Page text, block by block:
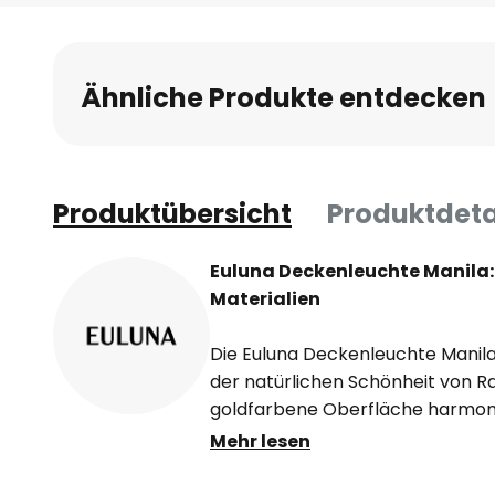
Bildgalerie
springen
Ähnliche Produkte entdecken
Produktübersicht
Euluna Deckenleuchte
Materialien
Die Euluna Deckenleuchte
der natürlichen Schönheit von
goldfarbene Oberfläche
Holztönen und schwarzen
Mehr lesen